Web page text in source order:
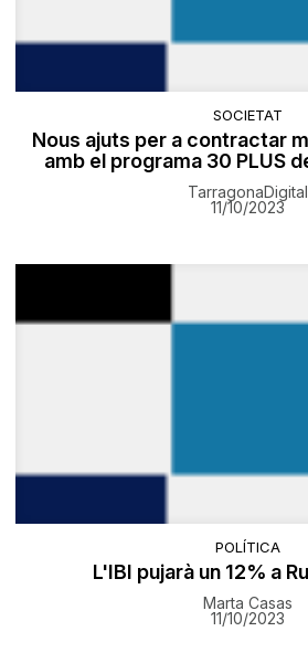
SOCIETAT
Nous ajuts per a contractar
amb el programa 30 PLUS
TarragonaDigital
11/10/2023
POLÍTICA
L'IBI pujarà un 12% a
Marta Casas
11/10/2023